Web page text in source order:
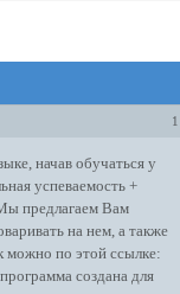
1
начав обучаться у
успеваемость +
предлагаем Вам
на нем, а также
можно по этой ссылке:
создана для